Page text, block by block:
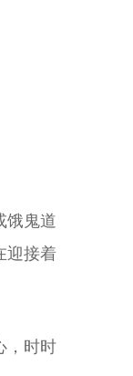
饿鬼道
迎接着
，时时